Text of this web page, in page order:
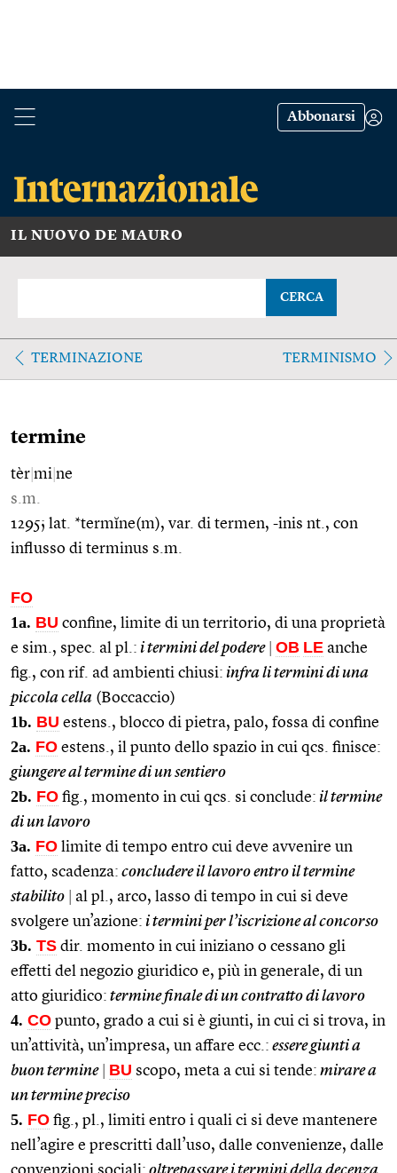
Abbonarsi
IL NUOVO DE MAURO
CERCA
TERMINAZIONE TERMINISMO
termine
tèr mi ne
s.m.
1295; lat. *termĭne(m), var. di termen, -inis nt., con
influsso di terminus s.m.
FO
1a. BU confine, limite di un territorio, di una proprietà
e sim., spec. al pl.: i termini del podere OB LE anche
fig., con rif. ad ambienti chiusi: infra li termini di una
piccola cella (Boccaccio)
1b. BU estens., blocco di pietra, palo, fossa di confine
2a. FO estens., il punto dello spazio in cui qcs. finisce:
giungere al termine di un sentiero
2b. FO fig., momento in cui qcs. si conclude: il termine
di un lavoro
3a. FO limite di tempo entro cui deve avvenire un
fatto, scadenza: concludere il lavoro entro il termine
stabilito
al pl., arco, lasso di tempo in cui si deve
svolgere un’azione: i termini per l’iscrizione al concorso
3b. TS dir. momento in cui iniziano o cessano gli
effetti del negozio giuridico e, più in generale, di un
atto giuridico: termine finale di un contratto di lavoro
4. CO punto, grado a cui si è giunti, in cui ci si trova, in
un’attività, un’impresa, un affare ecc.: essere giunti a
buon termine
BU scopo, meta a cui si tende: mirare a
un termine preciso
5. FO fig., pl., limiti entro i quali ci si deve mantenere
nell’agire e prescritti dall’uso, dalle convenienze, dalle